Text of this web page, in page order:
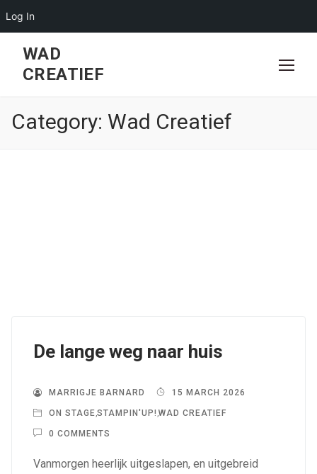
Log In
content
WAD
CREATIEF
Category: Wad Creatief
De lange weg naar huis
MARRIGJE BARNARD 15 MARCH 2026
ON STAGE,STAMPIN'UP! ,WAD CREATIEF
0 COMMENTS
Vanmorgen heerlijk uitgeslapen, en uitgebreid